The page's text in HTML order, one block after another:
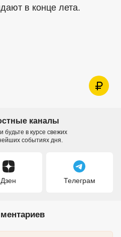
в конце лета.
каналы
будьте в курсе свежих
событиях дня.
Дзен Телеграм